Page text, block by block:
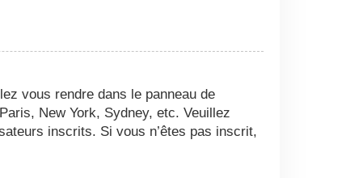
vous rendre dans le panneau de
New York, Sydney, etc. Veuillez
inscrits. Si vous n’êtes pas inscrit,